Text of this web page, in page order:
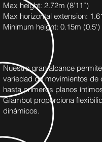
Max height: 2.72m (8’11”)
Max horizontal extension:
Minimum height: 0.15m (0.5')
Nuestro gran alcance
variedad de movimientos
hasta primeros planos
Glambot proporciona
dinámicos.